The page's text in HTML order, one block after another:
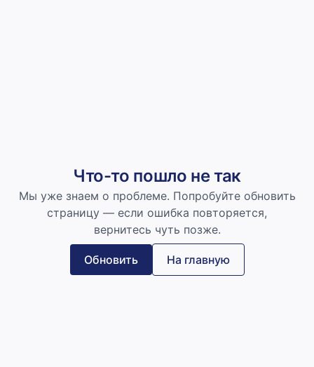
Что-то пошло не так
Мы уже знаем о проблеме. Попробуйте обновить
страницу — если ошибка повторяется,
вернитесь чуть позже.
Обновить На главную